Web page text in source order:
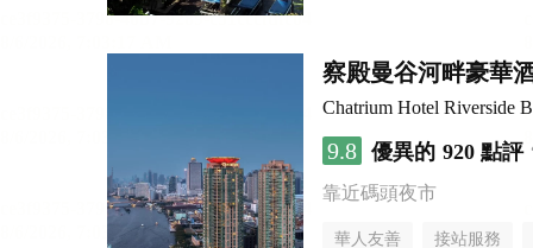
察殿曼谷河畔豪華
Chatrium Hotel Riverside
9.8 優異的 920 點評
靠近碼頭夜市
華人友善 接站服務